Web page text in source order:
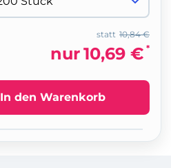
10,84 €
statt
nur10,69 € *
In den Warenkorb